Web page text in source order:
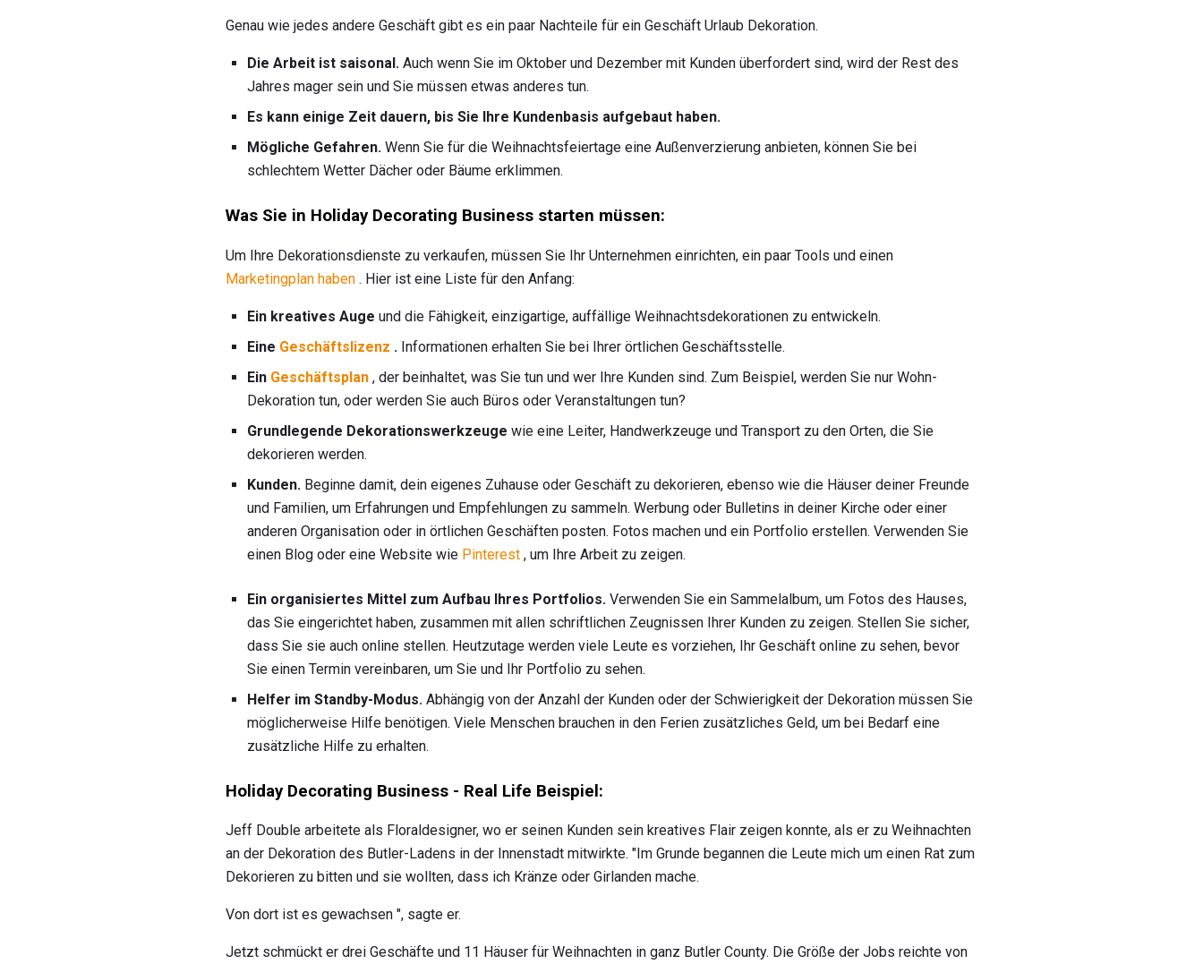
Genau wie jedes andere Geschäft gibt es ein paar Nachteile für ein Geschäft Urlaub Dekoration.
Die Arbeit ist saisonal. Auch wenn Sie im Oktober und Dezember mit Kunden überfordert sind, wird der Rest des
Jahres mager sein und Sie müssen etwas anderes tun.
Es kann einige Zeit dauern, bis Sie Ihre Kundenbasis aufgebaut haben.
Mögliche Gefahren. Wenn Sie für die Weihnachtsfeiertage eine Außenverzierung anbieten, können Sie bei
schlechtem Wetter Dächer oder Bäume erklimmen.
Was Sie in Holiday Decorating Business starten müssen:
Um Ihre Dekorationsdienste zu verkaufen, müssen Sie Ihr Unternehmen einrichten, ein paar Tools und einen
Marketingplan haben . Hier ist eine Liste für den Anfang:
Ein kreatives Auge und die Fähigkeit, einzigartige, auffällige Weihnachtsdekorationen zu entwickeln.
Eine Geschäftslizenz . Informationen erhalten Sie bei Ihrer örtlichen Geschäftsstelle.
Ein Geschäftsplan , der beinhaltet, was Sie tun und wer Ihre Kunden sind. Zum Beispiel, werden Sie nur Wohn-
Dekoration tun, oder werden Sie auch Büros oder Veranstaltungen tun?
Grundlegende Dekorationswerkzeuge wie eine Leiter, Handwerkzeuge und Transport zu den Orten, die Sie
dekorieren werden.
Kunden. Beginne damit, dein eigenes Zuhause oder Geschäft zu dekorieren, ebenso wie die Häuser deiner Freunde
und Familien, um Erfahrungen und Empfehlungen zu sammeln. Werbung oder Bulletins in deiner Kirche oder einer
anderen Organisation oder in örtlichen Geschäften posten. Fotos machen und ein Portfolio erstellen. Verwenden Sie
einen Blog oder eine Website wie Pinterest , um Ihre Arbeit zu zeigen.
Ein organisiertes Mittel zum Aufbau Ihres Portfolios. Verwenden Sie ein Sammelalbum, um Fotos des Hauses,
das Sie eingerichtet haben, zusammen mit allen schriftlichen Zeugnissen Ihrer Kunden zu zeigen. Stellen Sie sicher,
dass Sie sie auch online stellen. Heutzutage werden viele Leute es vorziehen, Ihr Geschäft online zu sehen, bevor
Sie einen Termin vereinbaren, um Sie und Ihr Portfolio zu sehen.
Helfer im Standby-Modus. Abhängig von der Anzahl der Kunden oder der Schwierigkeit der Dekoration müssen Sie
möglicherweise Hilfe benötigen. Viele Menschen brauchen in den Ferien zusätzliches Geld, um bei Bedarf eine
zusätzliche Hilfe zu erhalten.
Holiday Decorating Business - Real Life Beispiel:
Jeff Double arbeitete als Floraldesigner, wo er seinen Kunden sein kreatives Flair zeigen konnte, als er zu Weihnachten
an der Dekoration des Butler-Ladens in der Innenstadt mitwirkte. "Im Grunde begannen die Leute mich um einen Rat zum
Dekorieren zu bitten und sie wollten, dass ich Kränze oder Girlanden mache.
Von dort ist es gewachsen ", sagte er.
Jetzt schmückt er drei Geschäfte und 11 Häuser für Weihnachten in ganz Butler County. Die Größe der Jobs reichte von